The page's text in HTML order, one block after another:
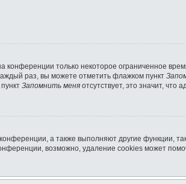
только некоторое ограниченное
раз, вы можете отметить флажком пункт
Запомнить меня отсутствует, это значит, что
а также выполняют другие функции,
возможно, удаление cookies может